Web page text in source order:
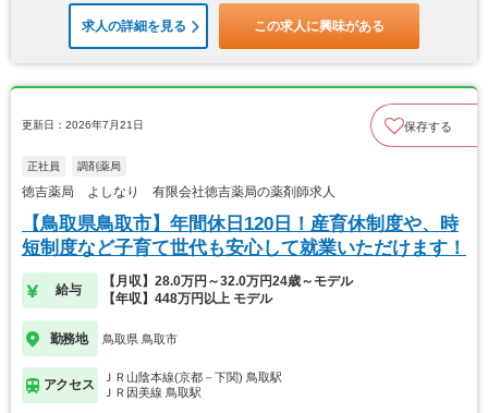
求人の詳細を見る この求人に興味がある
更新日：2026年7月21日 保存する
正社員 調剤薬局
徳吉薬局 よしなり 有限会社徳吉薬局の薬剤師求人
【鳥取県鳥取市】年間休日120日！産育休制度や、時
短制度など子育て世代も安心して就業いただけます！
給与
【月収】28.0万円～32.0万円24歳～モデル
【年収】448万円以上 モデル
勤務地 鳥取県 鳥取市
アクセス
ＪＲ山陰本線(京都－下関) 鳥取駅
ＪＲ因美線 鳥取駅